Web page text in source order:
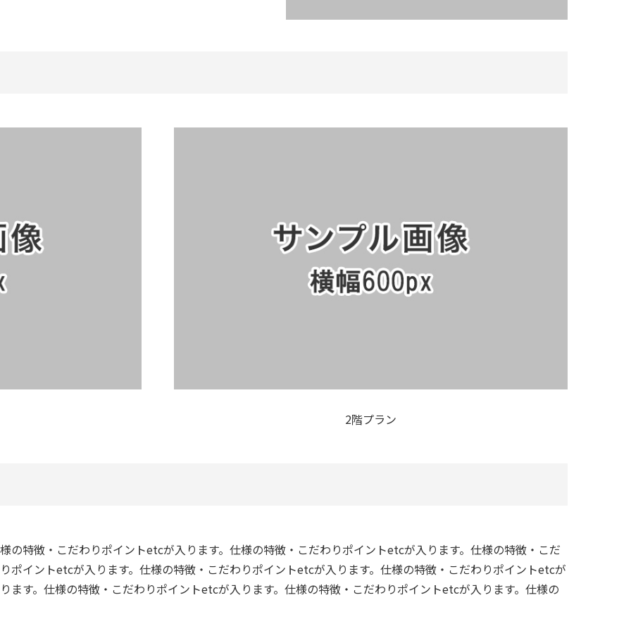
2階プラン
の特徴・こだわりポイントetcが入ります。仕様の特徴・こだわりポイントetcが入ります。仕様の特徴・こだ
ポイントetcが入ります。仕様の特徴・こだわりポイントetcが入ります。仕様の特徴・こだわりポイントetcが
ます。仕様の特徴・こだわりポイントetcが入ります。仕様の特徴・こだわりポイントetcが入ります。仕様の